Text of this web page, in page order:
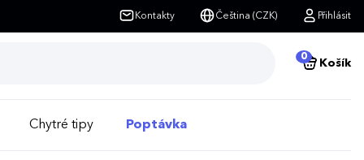
Kontakty Čeština (CZK) Přihlásit
0
Košík
Chytré tipy Poptávka